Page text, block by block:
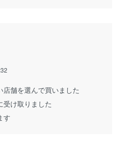
舗を選んで買いました
受け取りました
す